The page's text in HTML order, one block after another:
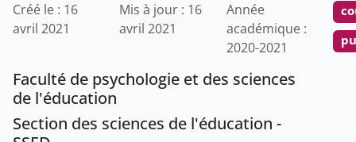
Créé le : 16
avril 2021
Mis à jour : 16
avril 2021
Année
académique :
2020-2021
Faculté de psychologie et des sciences
de l'éducation
Section des sciences de l'éducation -